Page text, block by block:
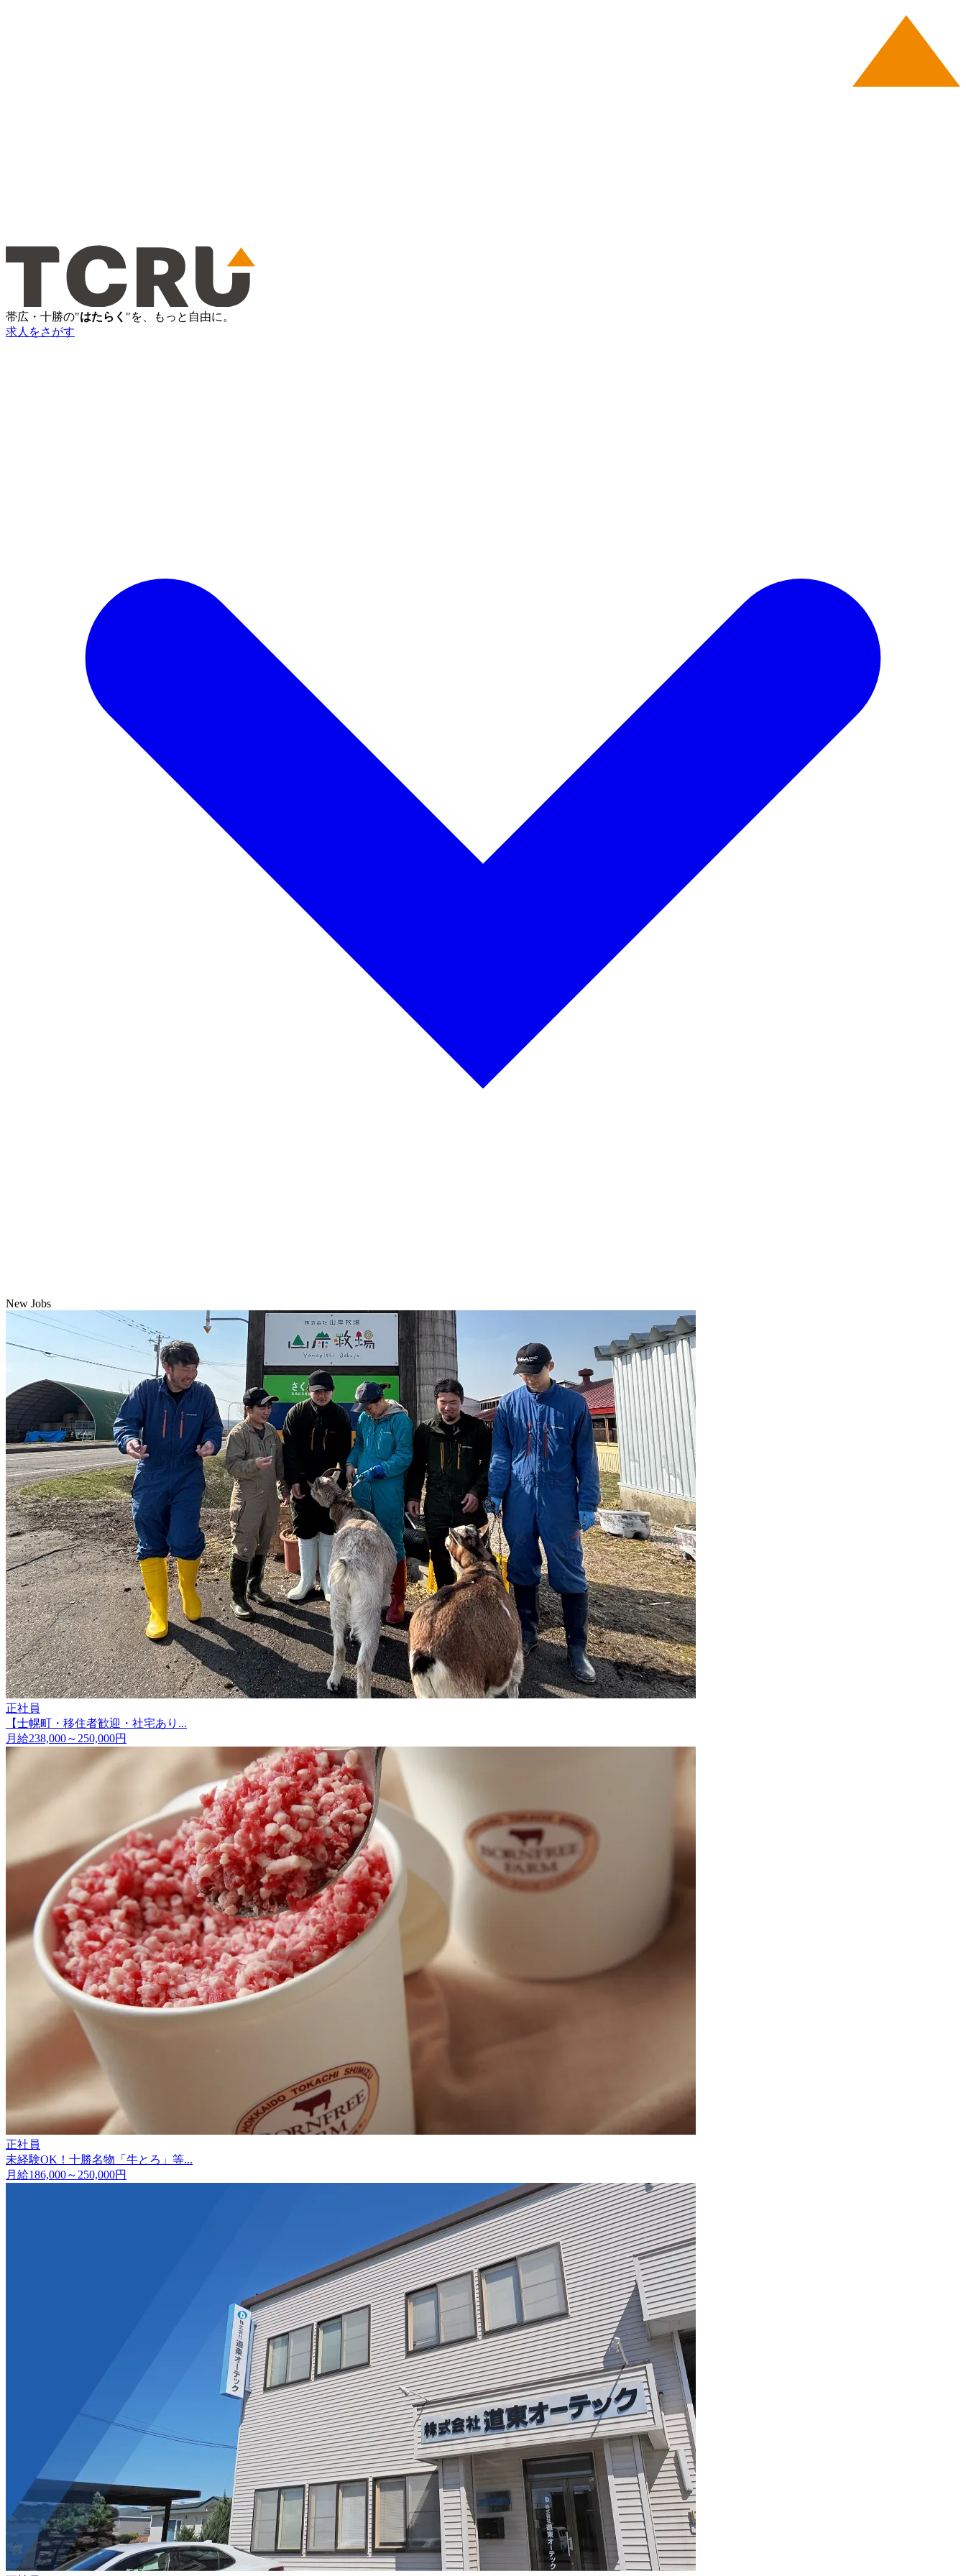
帯広・十勝の"はたらく "を、もっと自由に。
求人をさがす
New Jobs
正社員
【士幌町・移住者歓迎・社宅あり...
月給238,000～250,000円
正社員
未経験OK！十勝名物「牛とろ」等...
月給186,000～250,000円